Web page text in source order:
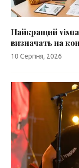
Найкращий
визначать на
10 Серпня, 2026